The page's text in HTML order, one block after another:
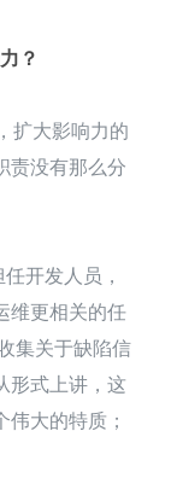
？
扩大影响力的
责没有那么分
开发人员，
维更相关的任
集关于缺陷信
形式上讲，这
大的特质；